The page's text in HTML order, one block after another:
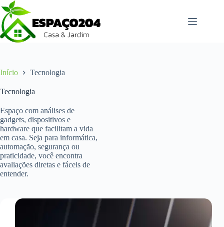
Pular
para
o
conteúdo
Início Tecnologia
Tecnologia
Espaço com análises de
gadgets, dispositivos e
hardware que facilitam a vida
em casa. Seja para informática,
automação, segurança ou
praticidade, você encontra
avaliações diretas e fáceis de
entender.